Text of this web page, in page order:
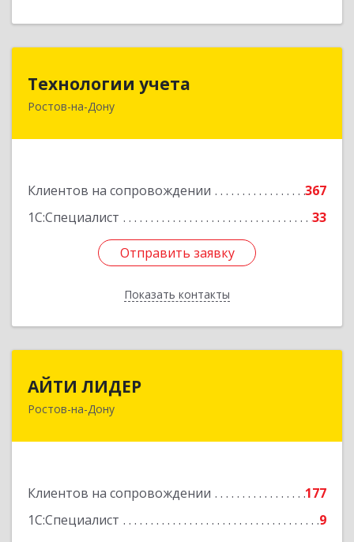
Технологии учета
Ростов-на-Дону
Клиентов на сопровождении
367
1С:Специалист
33
Отправить заявку
Показать контакты
344064, Ростовская обл, Ростов-на-Дону г,
Отправить заявку
Назад
АЙТИ ЛИДЕР
Ростов-на-Дону
Клиентов на сопровождении
177
1С:Специалист
9
344065, Ростовская обл, Ростов-на-Дону г,